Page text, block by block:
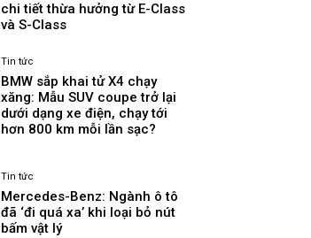
chi tiết thừa hưởng từ E-Class
và S-Class
Tin tức
BMW sắp khai tử X4 chạy
xăng: Mẫu SUV coupe trở lại
dưới dạng xe điện, chạy tới
hơn 800 km mỗi lần sạc?
Tin tức
Mercedes-Benz: Ngành ô tô
đã ‘đi quá xa’ khi loại bỏ nút
bấm vật lý